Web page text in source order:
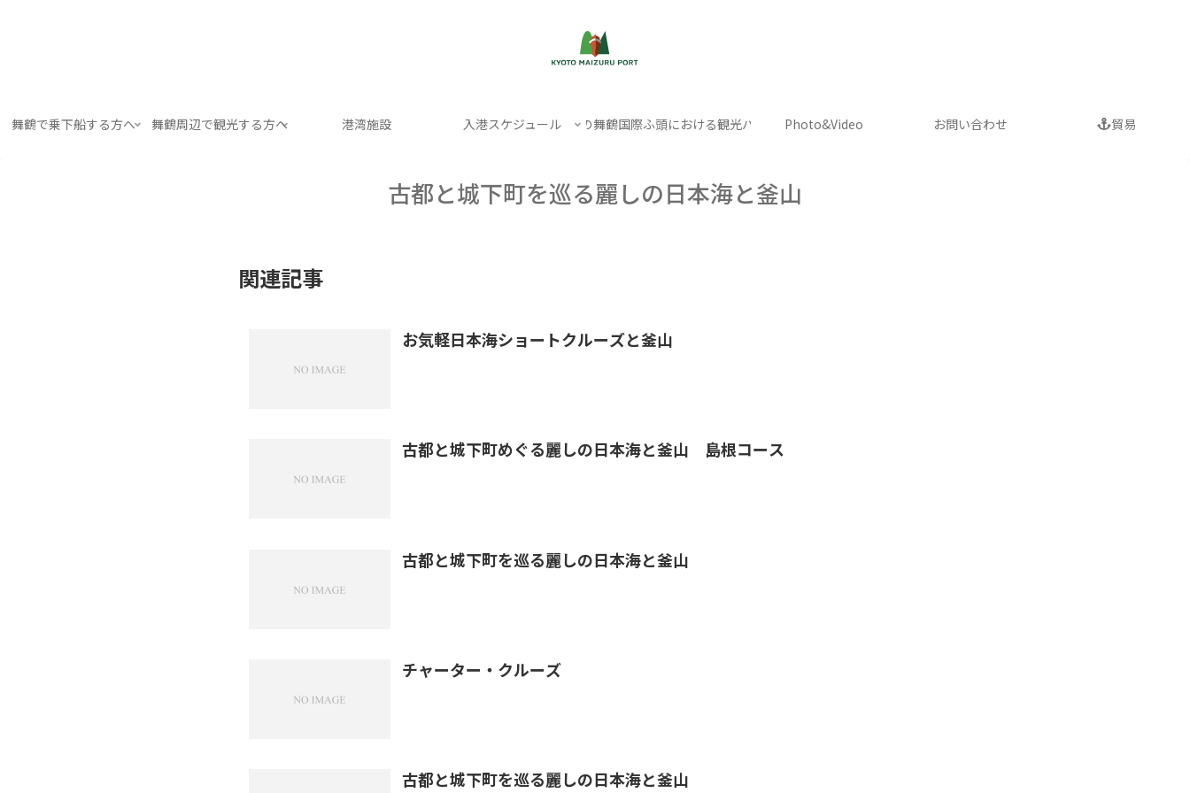
舞鶴で乗下船する方へ 舞鶴周辺で観光する方へ 港湾施設 入港スケジュール
クルーズ船寄港日の舞鶴国際ふ頭における観光バスの駐車について
Photo&Video お問い合わせ 貿易
古都と城下町を巡る麗しの日本海と釜山
関連記事
お気軽日本海ショートクルーズと釜山
古都と城下町めぐる麗しの日本海と釜山 島根コース
古都と城下町を巡る麗しの日本海と釜山
チャーター・クルーズ
古都と城下町を巡る麗しの日本海と釜山